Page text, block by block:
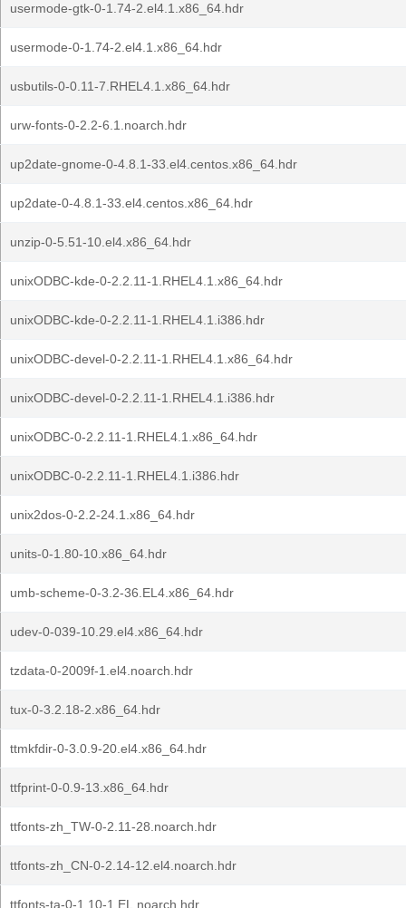
usermode-gtk-0-1.74-2.el4.1.x86_64.hdr
usermode-0-1.74-2.el4.1.x86_64.hdr
usbutils-0-0.11-7.RHEL4.1.x86_64.hdr
urw-fonts-0-2.2-6.1.noarch.hdr
up2date-gnome-0-4.8.1-33.el4.centos.x86_64.hdr
up2date-0-4.8.1-33.el4.centos.x86_64.hdr
unzip-0-5.51-10.el4.x86_64.hdr
unixODBC-kde-0-2.2.11-1.RHEL4.1.x86_64.hdr
unixODBC-kde-0-2.2.11-1.RHEL4.1.i386.hdr
unixODBC-devel-0-2.2.11-1.RHEL4.1.x86_64.hdr
unixODBC-devel-0-2.2.11-1.RHEL4.1.i386.hdr
unixODBC-0-2.2.11-1.RHEL4.1.x86_64.hdr
unixODBC-0-2.2.11-1.RHEL4.1.i386.hdr
unix2dos-0-2.2-24.1.x86_64.hdr
units-0-1.80-10.x86_64.hdr
umb-scheme-0-3.2-36.EL4.x86_64.hdr
udev-0-039-10.29.el4.x86_64.hdr
tzdata-0-2009f-1.el4.noarch.hdr
tux-0-3.2.18-2.x86_64.hdr
ttmkfdir-0-3.0.9-20.el4.x86_64.hdr
ttfprint-0-0.9-13.x86_64.hdr
ttfonts-zh_TW-0-2.11-28.noarch.hdr
ttfonts-zh_CN-0-2.14-12.el4.noarch.hdr
ttfonts-ta-0-1.10-1.EL.noarch.hdr